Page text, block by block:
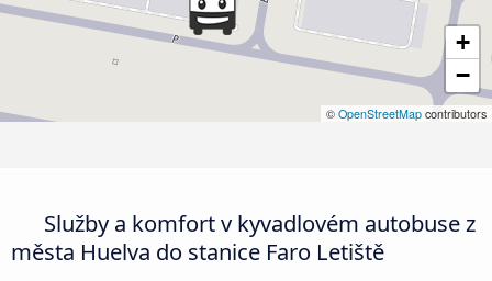
+
−
© OpenStreetMap contributors
Služby a komfort v kyvadlovém autobuse z
města Huelva do stanice Faro Letiště